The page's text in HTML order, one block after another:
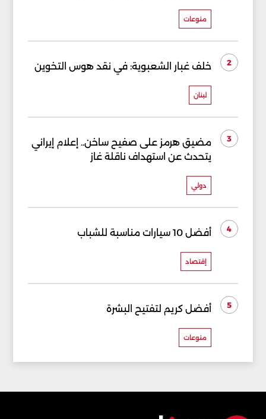
منوعات
2 خلف غبار الشعبوية: في نقد هوس التخوين
لبنان
3
مضيق هرمز على صفيح ساخن.. إعلام إيراني
يتحدث عن استهداف ناقلة غاز
دولي
4 أفضل 10 سيارات مناسبة للشباب
إقتصاد
5 أفضل كريم لتفتيح البشرة
منوعات